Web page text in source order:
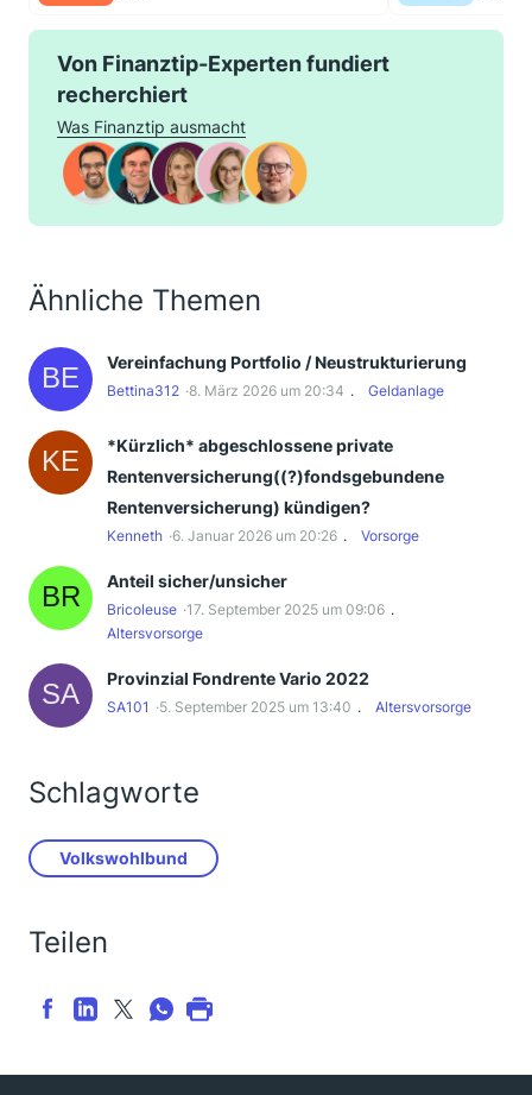
Von Finanztip-Experten fundiert
recherchiert
Was Finanztip ausmacht
Ähnliche Themen
Vereinfachung Portfolio / Neustrukturierung
Bettina312 8. März 2026 um 20:34 Geldanlage
*Kürzlich* abgeschlossene private
Rentenversicherung((?)fondsgebundene
Rentenversicherung) kündigen?
Kenneth 6. Januar 2026 um 20:26 Vorsorge
Anteil sicher/unsicher
Bricoleuse 17. September 2025 um 09:06
Altersvorsorge
Provinzial Fondrente Vario 2022
SA101 5. September 2025 um 13:40 Altersvorsorge
Schlagworte
Volkswohlbund
Teilen